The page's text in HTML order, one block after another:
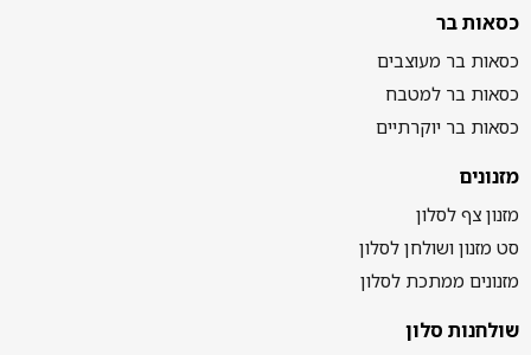
כסאות בר
כסאות בר מעוצבים
כסאות בר למטבח
כסאות בר יוקרתיים
מזנונים
מזנון צף לסלון
סט מזנון ושולחן לסלון
מזנונים ממתכת לסלון
שולחנות סלון